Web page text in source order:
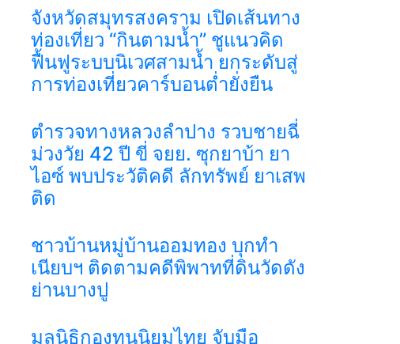
จังหวัดสมุทรสงคราม เปิดเส้นทาง
ท่องเที่ยว “กินตามน้ำ” ชูแนวคิด
ฟื้นฟูระบบนิเวศสามน้ำ ยกระดับสู่
การท่องเที่ยวคาร์บอนต่ำยั่งยืน
ตำรวจทางหลวงลำปาง รวบชายฉี่
ม่วงวัย 42 ปี ขี่ จยย. ซุกยาบ้า ยา
ไอซ์ พบประวัติคดี ลักทรัพย์ ยาเสพ
ติด
ชาวบ้านหมู่บ้านออมทอง บุกทำ
เนียบฯ ติดตามคดีพิพาทที่ดินวัดดัง
ย่านบางปู
มูลนิธิกองทุนนิยมไทย จับมือ